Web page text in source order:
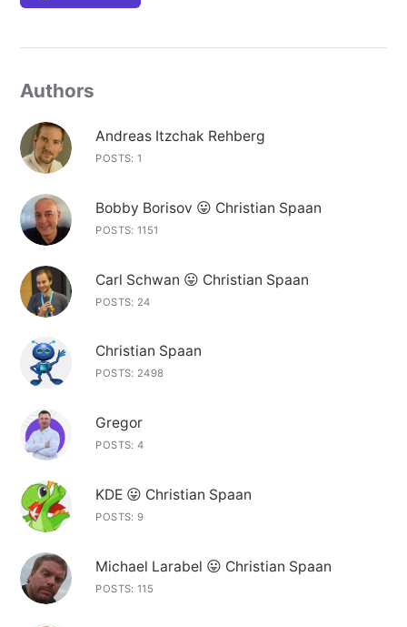
Authors
Andreas Itzchak Rehberg
POSTS: 1
Bobby Borisov 😛 Christian Spaan
POSTS: 1151
Carl Schwan 😛 Christian Spaan
POSTS: 24
Christian Spaan
POSTS: 2498
Gregor
POSTS: 4
KDE 😛 Christian Spaan
POSTS: 9
Michael Larabel 😛 Christian Spaan
POSTS: 115